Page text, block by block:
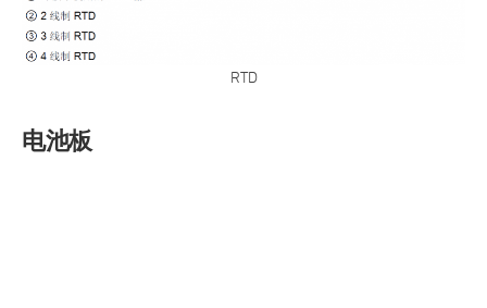
RTD
电池板